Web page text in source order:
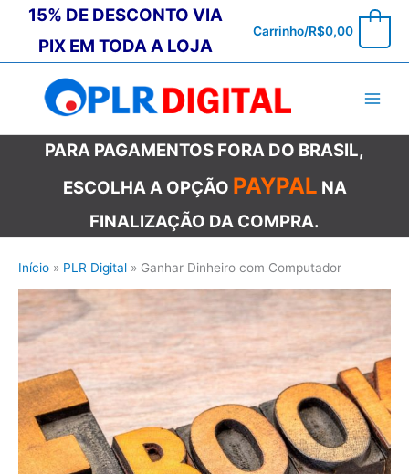
conteúdo
15% DE DESCONTO VIA
PIX EM TODA A LOJA
Carrinho/R$0,00
PARA PAGAMENTOS FORA DO BRASIL,
ESCOLHA A OPÇÃO PAYPAL NA
FINALIZAÇÃO DA COMPRA.
Início PLR Digital Ganhar Dinheiro com Computador